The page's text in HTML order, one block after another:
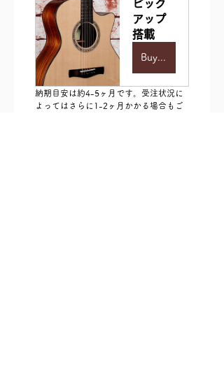
ピック
アップ
搭載
Buy Now
納期目安は約4-5ヶ月です。受注状況に
よってはさらに1-2ヶ月かかる場合もご